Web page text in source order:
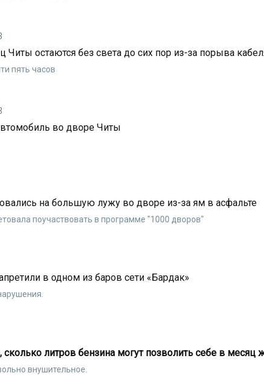
Читы остаются без света до сих пор из-за порыва
пять часов
во дворе Читы
на большую лужу во дворе из-за ям в асфальте
поучаствовать в программе "1000 дворов"
в одном из баров сети «Бардак»
сколько литров бензина могут позволить себе в месяц
внушительное.